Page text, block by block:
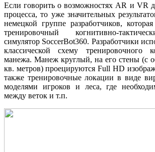
Если говорить о возможностях AR и VR
процесса, то уже значительных
немецкой группе разработчиков,
тренировочный когнитивно-
симулятор SoccerBot360. Разработчики
классической схему тренировочного
манежа. Манеж круглый, на его стены (с
кв. метров) проецируются Full HD
также тренировочные локации в виде
моделями игроков и леса, где
между веток и т.п.